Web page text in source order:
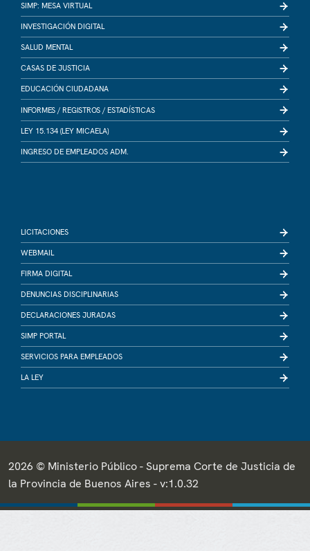
SIMP: MESA VIRTUAL
INVESTIGACIÓN DIGITAL
SALUD MENTAL
CASAS DE JUSTICIA
EDUCACIÓN CIUDADANA
INFORMES / REGISTROS / ESTADÍSTICAS
LEY 15.134 (LEY MICAELA)
INGRESO DE EMPLEADOS ADM.
LICITACIONES
WEBMAIL
FIRMA DIGITAL
DENUNCIAS DISCIPLINARIAS
DECLARACIONES JURADAS
SIMP PORTAL
SERVICIOS PARA EMPLEADOS
LA LEY
2026 © Ministerio Público - Suprema Corte de Justicia de
la Provincia de Buenos Aires - v:1.0.32